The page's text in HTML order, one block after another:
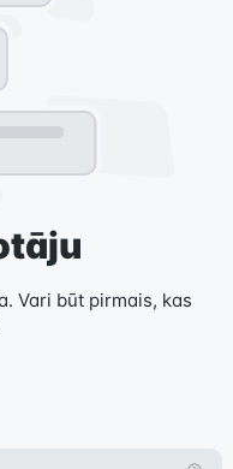
Vari būt pirmais, kas